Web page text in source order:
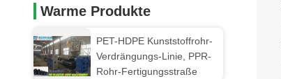
Warme Produkte
PET-HDPE Kunststoffrohr-
Verdrängungs-Linie, PPR-
Rohr-Fertigungsstraße